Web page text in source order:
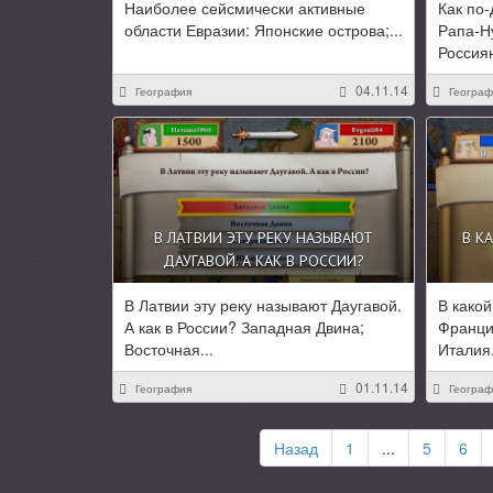
Наиболее сейсмически активные
области Евразии: Японские острова;...
География 04.11.14
Как
Рапа-
В ЛАТВИИ ЭТУ РЕКУ НАЗЫВАЮТ
ДАУГАВОЙ. А КАК В РОССИИ?
В Латвии эту реку называют Даугавой.
А как в России? Западная Двина;
Восточная...
География 01.11.14
В
В
Назад 1 ... 5 6